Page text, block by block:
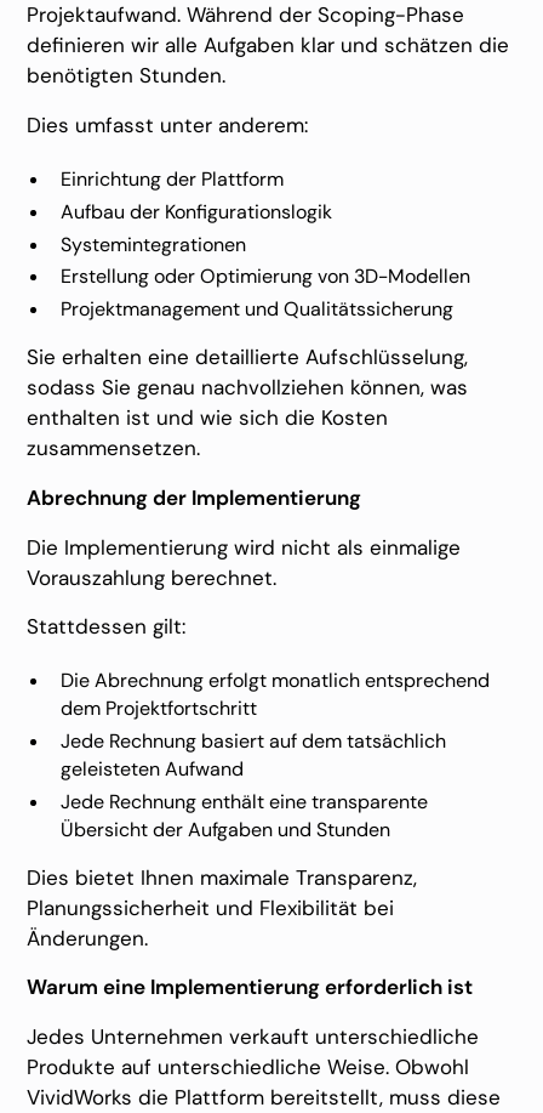
Projektaufwand. Während der Scoping-Phase
definieren wir alle Aufgaben klar und schätzen die
benötigten Stunden.
Dies umfasst unter anderem:
Einrichtung der Plattform
Aufbau der Konfigurationslogik
Systemintegrationen
Erstellung oder Optimierung von 3D-Modellen
Projektmanagement und Qualitätssicherung
Sie erhalten eine detaillierte Aufschlüsselung,
sodass Sie genau nachvollziehen können, was
enthalten ist und wie sich die Kosten
zusammensetzen.
Abrechnung der Implementierung
Die Implementierung wird nicht als einmalige
Vorauszahlung berechnet.
Stattdessen gilt:
Die Abrechnung erfolgt monatlich entsprechend
dem Projektfortschritt
Jede Rechnung basiert auf dem tatsächlich
geleisteten Aufwand
Jede Rechnung enthält eine transparente
Übersicht der Aufgaben und Stunden
Dies bietet Ihnen maximale Transparenz,
Planungssicherheit und Flexibilität bei
Änderungen.
Warum eine Implementierung erforderlich ist
Jedes Unternehmen verkauft unterschiedliche
Produkte auf unterschiedliche Weise. Obwohl
VividWorks die Plattform bereitstellt, muss diese